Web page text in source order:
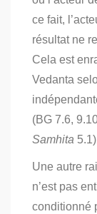
ce fait,
résultat ne
Cela est
Vedanta
(BG 7.6,
Samhita
Une autre
n’est pas
conditionné